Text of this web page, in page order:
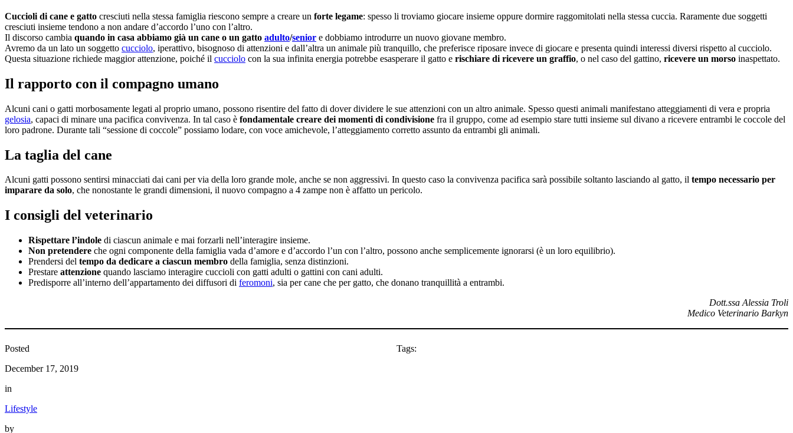
Cuccioli di cane e gatto cresciuti nella stessa famiglia riescono sempre a creare un forte legame: spesso li troviamo giocare insieme oppure dormire raggomitolati nella stessa cuccia. Raramente due soggetti
cresciuti insieme tendono a non andare d’accordo l’uno con l’altro.
Il discorso cambia quando in casa abbiamo già un cane o un gatto adulto/senior e dobbiamo introdurre un nuovo giovane membro.
Avremo da un lato un soggetto cucciolo, iperattivo, bisognoso di attenzioni e dall’altra un animale più tranquillo, che preferisce riposare invece di giocare e presenta quindi interessi diversi rispetto al cucciolo.
Questa situazione richiede maggior attenzione, poiché il cucciolo con la sua infinita energia potrebbe esasperare il gatto e rischiare di ricevere un graffio, o nel caso del gattino, ricevere un morso inaspettato.
Il rapporto con il compagno umano
Alcuni cani o gatti morbosamente legati al proprio umano, possono risentire del fatto di dover dividere le sue attenzioni con un altro animale. Spesso questi animali manifestano atteggiamenti di vera e propria
gelosia, capaci di minare una pacifica convivenza. In tal caso è fondamentale creare dei momenti di condivisione fra il gruppo, come ad esempio stare tutti insieme sul divano a ricevere entrambi le coccole del
loro padrone. Durante tali “sessione di coccole” possiamo lodare, con voce amichevole, l’atteggiamento corretto assunto da entrambi gli animali.
La taglia del cane
Alcuni gatti possono sentirsi minacciati dai cani per via della loro grande mole, anche se non aggressivi. In questo caso la convivenza pacifica sarà possibile soltanto lasciando al gatto, il tempo necessario per
imparare da solo, che nonostante le grandi dimensioni, il nuovo compagno a 4 zampe non è affatto un pericolo.
I consigli del veterinario
Rispettare l’indole di ciascun animale e mai forzarli nell’interagire insieme.
Non pretendere che ogni componente della famiglia vada d’amore e d’accordo l’un con l’altro, possono anche semplicemente ignorarsi (è un loro equilibrio).
Prendersi del tempo da dedicare a ciascun membro della famiglia, senza distinzioni.
Prestare attenzione quando lasciamo interagire cuccioli con gatti adulti o gattini con cani adulti.
Predisporre all’interno dell’appartamento dei diffusori di feromoni, sia per cane che per gatto, che donano tranquillità a entrambi.
Dott.ssa Alessia Troli
Medico Veterinario Barkyn
Posted
December 17, 2019
in
Lifestyle
by
Tags: